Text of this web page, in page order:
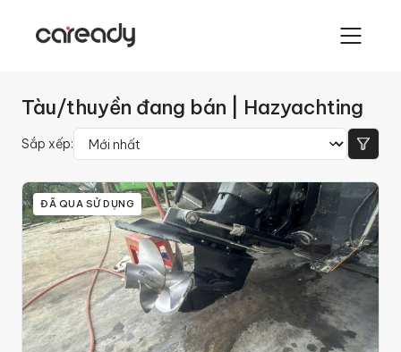
Tàu/thuyền đang bán | Hazyachting
Sắp xếp:
ĐÃ QUA SỬ DỤNG